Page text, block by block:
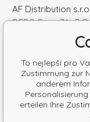
AF Distribution s.r.o.
DEPO Brno 71 ,
Česká republika
Handelsregister
Steuernum.:
To nejlepší pro
Zustimmung zur
anderem
erteilen Ihre